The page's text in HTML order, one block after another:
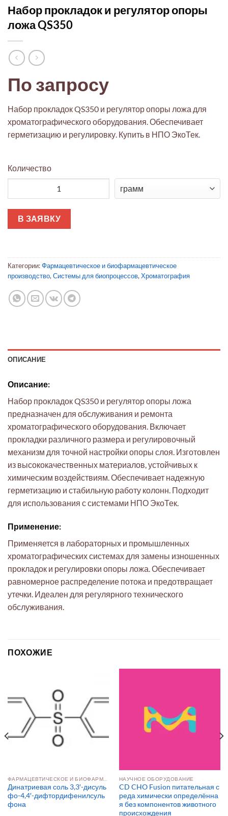
Набор прокладок и регулятор опоры
ложа QS350
По запросу
Набор прокладок QS350 и регулятор опоры ложа для
хроматографического оборудования. Обеспечивает
герметизацию и регулировку. Купить в НПО ЭкоТек.
Количество
В ЗАЯВКУ
Категории:Фармацевтическое и биофармацевтическое
производство, Системы для биопроцессов, Хроматография
ОПИСАНИЕ
Описание:
Набор прокладок QS350 и регулятор опоры ложа
предназначен для обслуживания и ремонта
хроматографического оборудования. Включает
прокладки различного размера и регулировочный
механизм для точной настройки опоры слоя. Изготовлен
из высококачественных материалов, устойчивых к
химическим воздействиям. Обеспечивает надежную
герметизацию и стабильную работу колонн. Подходит
для использования с системами НПО ЭкоТек.
Применение:
Применяется в лабораторных и промышленных
хроматографических системах для замены изношенных
прокладок и регулировки опоры ложа. Обеспечивает
равномерное распределение потока и предотвращает
утечки. Идеален для регулярного технического
обслуживания.
ПОХОЖИЕ
Динатриевая соль 3,3′-дисуль
фо-4,4′-дифтордифенилсуль
фона
НАУЧНОЕ ОБОРУДОВАНИЕ
CD CHO Fusion питательная с
реда химически определённа
я без компонентов животного
происхождения